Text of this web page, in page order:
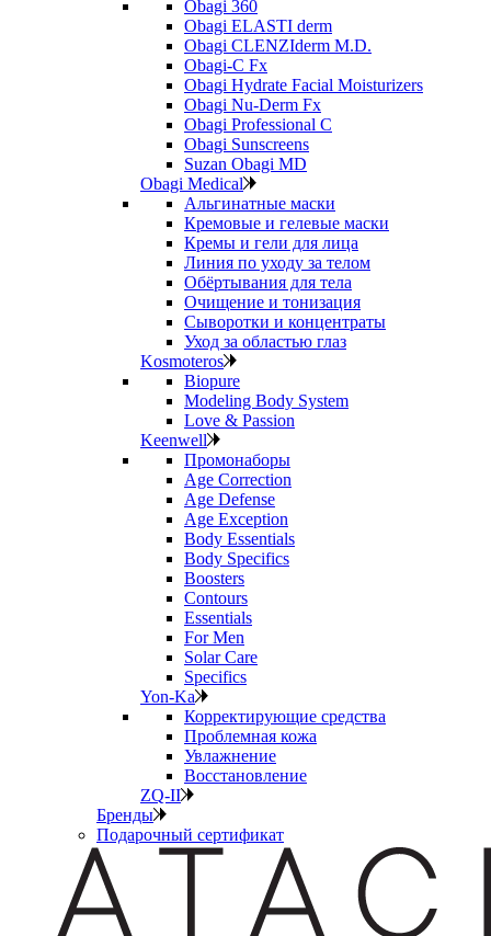
Obagi 360
Obagi ELASTI derm
Obagi CLENZIderm M.D.
Obagi-C Fx
Obagi Hydrate Facial Moisturizers
Obagi Nu-Derm Fx
Obagi Professional C
Obagi Sunscreens
Suzan Obagi MD
Obagi Medical
Альгинатные маски
Кремовые и гелевые маски
Кремы и гели для лица
Линия по уходу за телом
Обёртывания для тела
Очищение и тонизация
Сыворотки и концентраты
Уход за областью глаз
Kosmoteros
Biopure
Modeling Body System
Love & Passion
Keenwell
Промонаборы
Age Correction
Age Defense
Age Exception
Body Essentials
Body Specifics
Boosters
Contours
Essentials
For Men
Solar Care
Specifics
Yon-Ka
Корректирующие средства
Проблемная кожа
Увлажнение
Восстановление
ZQ-II
Бренды
Подарочный сертификат